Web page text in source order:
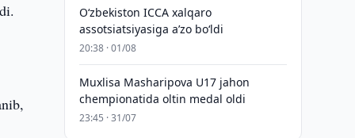
O‘zbekiston ICCA xalqaro
assotsiatsiyasiga aʼzo bo‘ldi
20:38 · 01/08
Muxlisa Masharipova U17 jahon
chempionatida oltin medal oldi
23:45 · 31/07